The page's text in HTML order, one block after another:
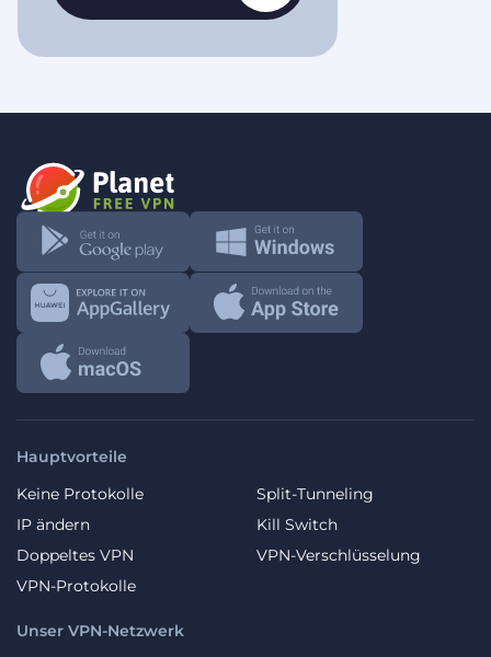
Hauptvorteile
Keine Protokolle
Split-Tunneling
IP ändern
Kill Switch
Doppeltes VPN
VPN-Verschlüsselung
VPN-Protokolle
Unser VPN-Netzwerk